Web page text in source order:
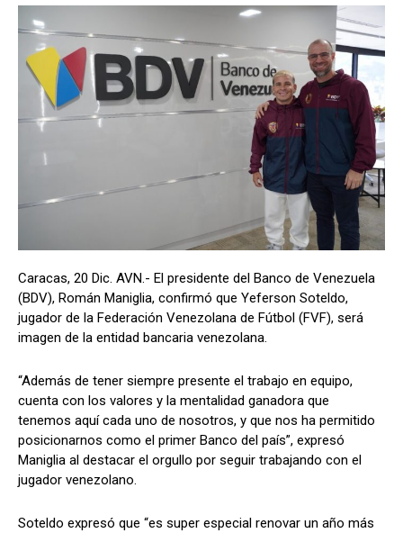
Caracas, 20 Dic. AVN.- El presidente del Banco de Venezuela
(BDV), Román Maniglia, confirmó que Yeferson Soteldo,
jugador de la Federación Venezolana de Fútbol (FVF), será
imagen de la entidad bancaria venezolana.
“Además de tener siempre presente el trabajo en equipo,
cuenta con los valores y la mentalidad ganadora que
tenemos aquí cada uno de nosotros, y que nos ha permitido
posicionarnos como el primer Banco del país”, expresó
Maniglia al destacar el orgullo por seguir trabajando con el
jugador venezolano.
Soteldo expresó que “es super especial renovar un año más